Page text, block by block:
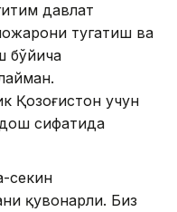
давлат
тугатиш ва
бўйича
Қозоғистон учун
сифатида
секин
қувонарли. Биз